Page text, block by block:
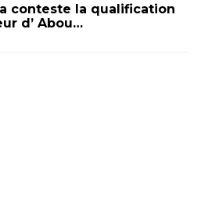
conteste la qualification
d’ Abou…